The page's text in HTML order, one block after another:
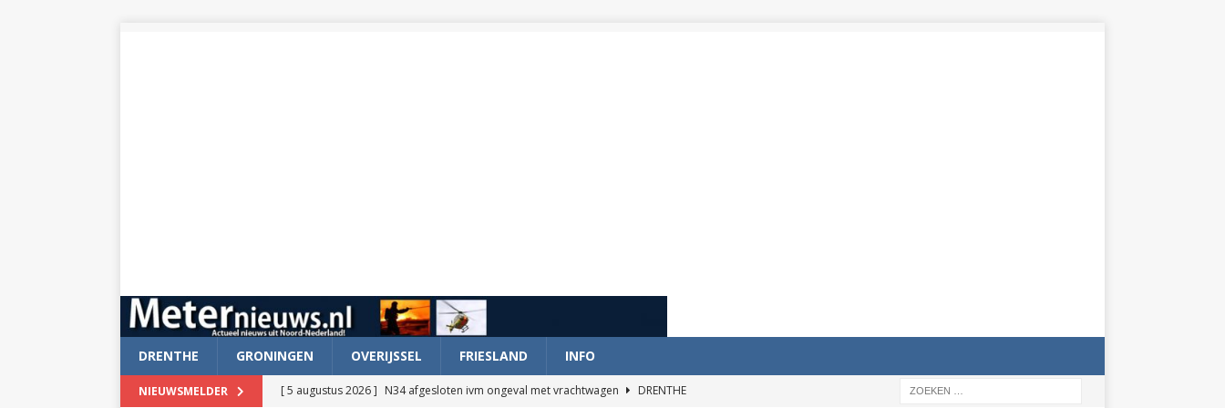
DRENTHE GRONINGEN OVERIJSSEL FRIESLAND INFO
NIEUWSMELDER [ 5 augustus 2026 ] N34 afgesloten ivm ongeval met vrachtwagen
DRENTHE